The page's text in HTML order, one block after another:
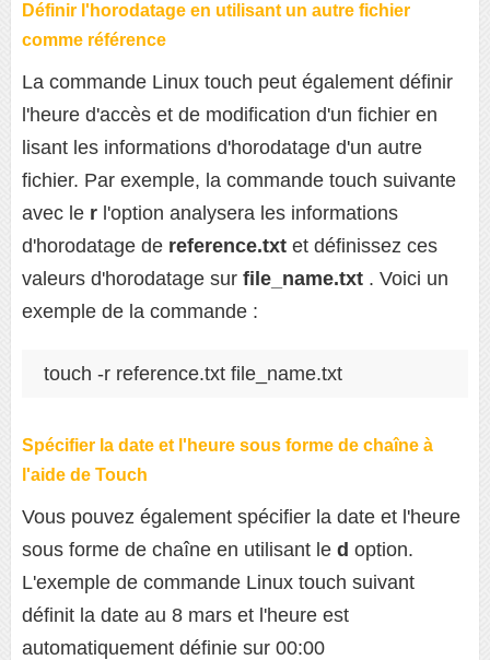
Définir l'horodatage en utilisant un autre fichier
comme référence
La commande Linux touch peut également définir
l'heure d'accès et de modification d'un fichier en
lisant les informations d'horodatage d'un autre
fichier. Par exemple, la commande touch suivante
avec le r l'option analysera les informations
d'horodatage de reference.txt et définissez ces
valeurs d'horodatage sur file_name.txt . Voici un
exemple de la commande :
touch -r reference.txt file_name.txt
Spécifier la date et l'heure sous forme de chaîne à
l'aide de Touch
Vous pouvez également spécifier la date et l'heure
sous forme de chaîne en utilisant le d option.
L'exemple de commande Linux touch suivant
définit la date au 8 mars et l'heure est
automatiquement définie sur 00:00